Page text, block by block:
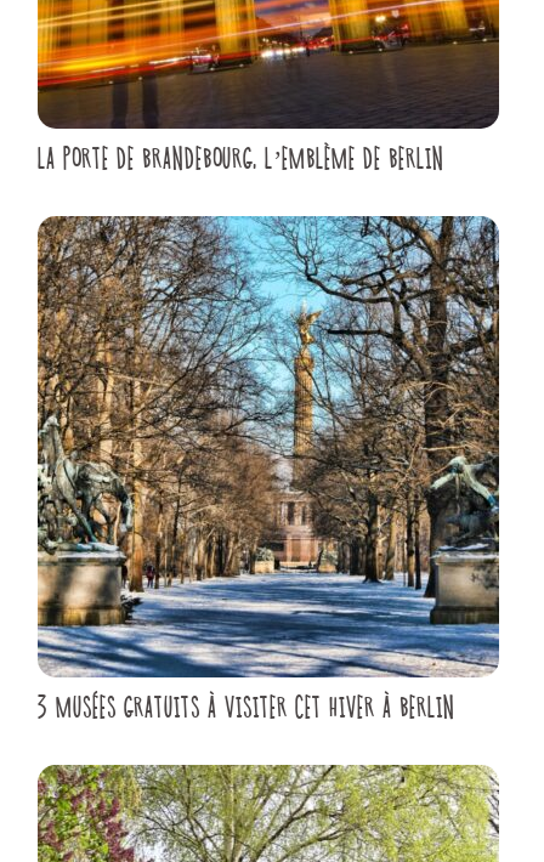
LA PORTE DE BRANDEBOURG, L’EMBLÈME DE BERLIN
3 MUSÉES GRATUITS À VISITER CET HIVER À BERLIN